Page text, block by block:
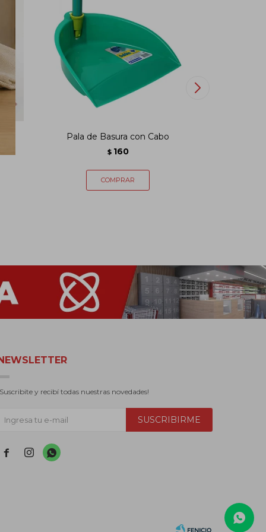
Pala de Basura con Cabo
$ 160
y recibí todas nuestras novedades!
SUSCRIBIRME
  